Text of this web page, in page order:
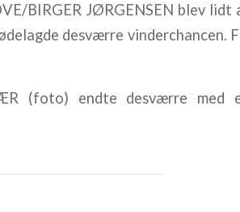
BIRGER JØRGENSEN blev lidt
desværre vinderchancen.
(foto) endte desværre med